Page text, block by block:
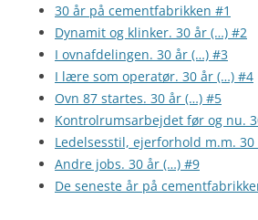
30 år på cementfabrikken #1
Dynamit og klinker. 30 år (…) #2
I ovnafdelingen. 30 år (…) #3
I lære som operatør. 30 år (…) #4
Ovn 87 startes. 30 år (…) #5
Kontrolrumsarbejdet før og nu.
Ledelsesstil, ejerforhold m.m.
Andre jobs. 30 år (…) #9
De seneste år på